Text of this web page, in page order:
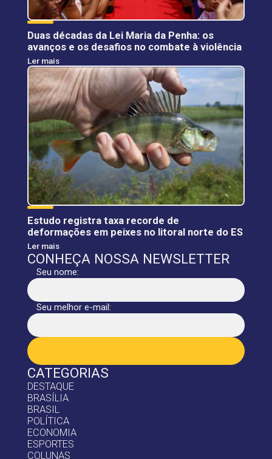
CATEGORIAS
DESTAQUE
BRASÍLIA
BRASIL
POLÍTICA
ECONOMIA
ESPORTES
COLUNAS
Duas décadas da Lei Maria da Penha: os
avanços e os desafios no combate à violência
Ler mais
Estudo registra taxa recorde de
deformações em peixes no litoral norte do ES
Ler mais
CONHEÇA NOSSA NEWSLETTER
Seu nome:
Seu melhor e-mail: